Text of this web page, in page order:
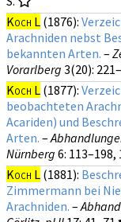
Koch L (1876):
Arachniden nebst
bekannten Arten. –
Vorarlberg 3(20):
Koch L (1877):
beobachteten
Acariden) und
Arten. –
Nürnberg 6: 113–198,
Koch L (1881):
Zimmermann bei
Arachniden. –